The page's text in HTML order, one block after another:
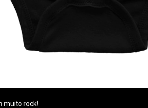
muito rock!